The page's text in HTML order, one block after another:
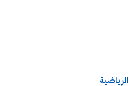
الرياضية